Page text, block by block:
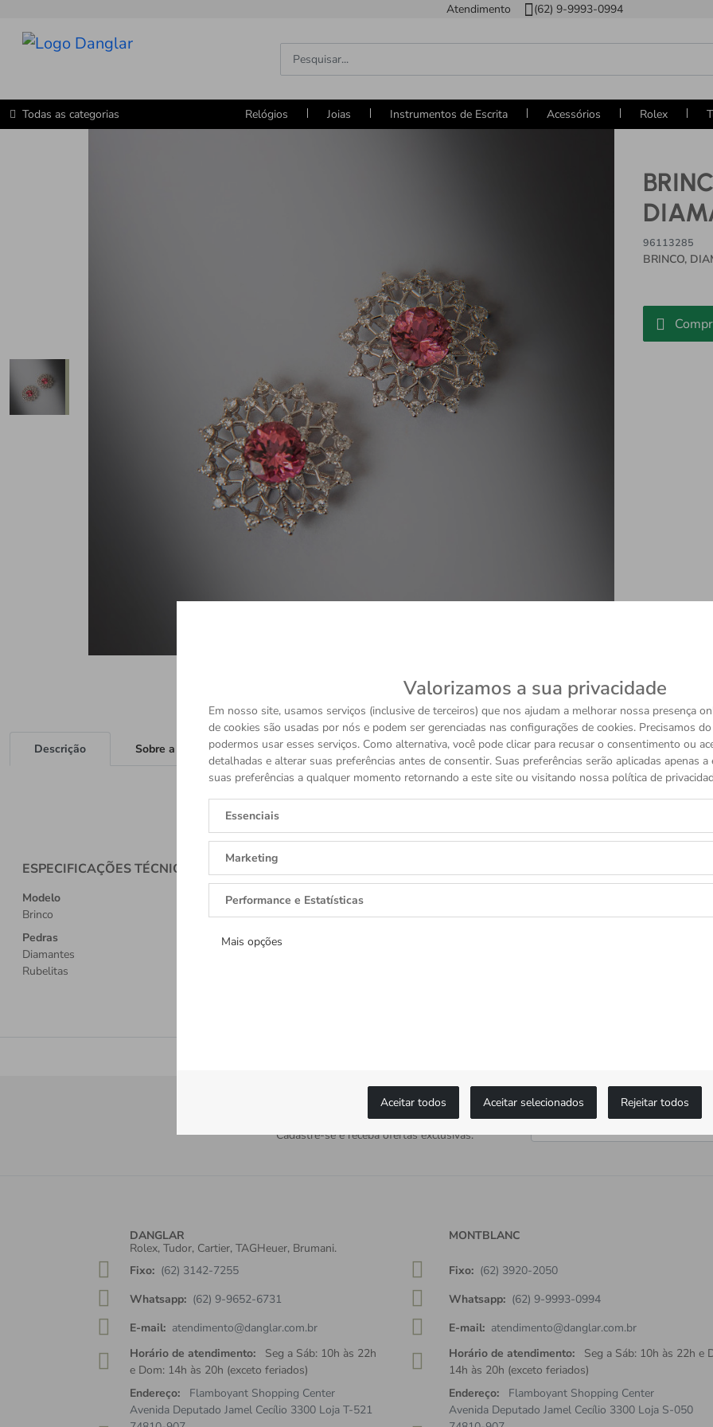
Valorizamos a sua privacidade
Em nosso site, usamos serviços (inclusive de terceiros) que nos ajudam a melhorar nossa presença
de cookies são usadas por nós e podem ser gerenciadas nas configurações de cookies. Precisamos
podermos usar esses serviços. Como alternativa, você pode clicar para recusar o consentimento ou
detalhadas e alterar suas preferências antes de consentir. Suas preferências serão aplicadas apenas
suas preferências a qualquer momento retornando a este site ou visitando nossa política de
Essenciais
Marketing
Performance e Estatísticas
Mais opções
Aceitar todos Aceitar selecionados Rejeitar todos
Atendimento (62) 9-9993-0994
Todas as categorias Relógios Joias Instrumentos de Escrita Acessórios Rolex
96113285
BRINCO,
Descrição Sobre a Marca
ESPECIFICAÇÕES TÉCNICAS
Modelo
Brinco
Pedras
Diamantes
Rubelitas
Receba todas as novidades
Cadastre-se e receba ofertas exclusivas.
DANGLAR
Rolex, Tudor, Cartier, TAGHeuer, Brumani.
Fixo: (62) 3142-7255
Whatsapp: (62) 9-9652-6731
E-mail: atendimento@danglar.com.br
Horário de atendimento:
Seg a Sáb: 10h às 22h
e Dom: 14h às 20h (exceto feriados)
Endereço:
Flamboyant Shopping Center
Avenida Deputado Jamel Cecílio 3300 Loja T-521
MONTBLANC
Fixo: (62) 3920-2050
Whatsapp: (62) 9-9993-0994
E-mail: atendimento@danglar.com.br
Horário de atendimento:
Seg a Sáb: 10h às 22h e
14h às 20h (exceto feriados)
Endereço:
Flamboyant Shopping Center
Avenida Deputado Jamel Cecílio 3300 Loja S-050